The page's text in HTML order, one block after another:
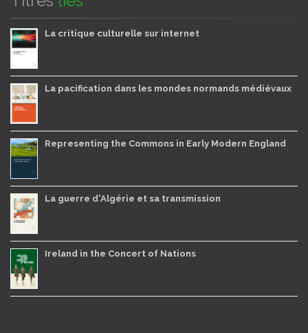
La critique culturelle sur internet
La pacification dans les mondes normands médiévaux
Representing the Commons in Early Modern England
La guerre d'Algérie et sa transmission
Ireland in the Concert of Nations